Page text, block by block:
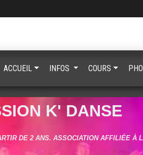
K' DANSE
DE 2 ANS. ASSOCIATION AFFILIÉE À
ACCUEIL INFOS COURS